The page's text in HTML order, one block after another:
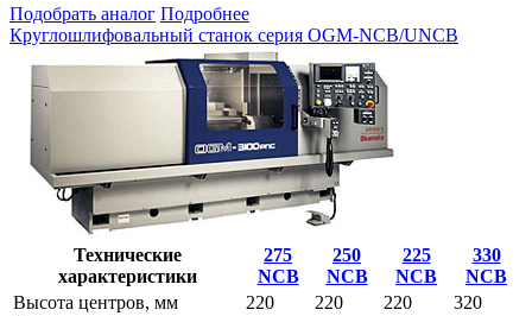
Подобрать аналог Подробнее
Круглошлифовальный станок серия OGM-NCB/UNCB
Технические
характеристики
275
NCB
250
NCB
225
NCB
330
NCB
Высота центров, мм
220 220 220
320